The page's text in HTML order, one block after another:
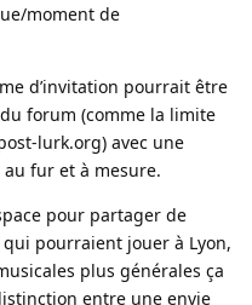
moment de
d’invitation pourrait être
forum (comme la limite
lurk.org) avec une
fur et à mesure.
pour partager de
pourraient jouer à Lyon,
plus générales ça
entre une envie